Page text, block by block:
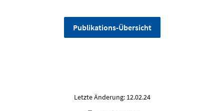
Publikations-Übersicht
Letzte Änderung: 12.02.24